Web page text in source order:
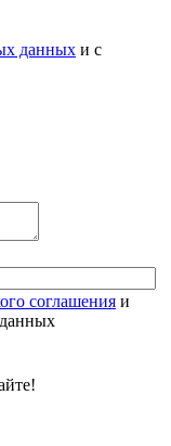
данных и с
соглашения и